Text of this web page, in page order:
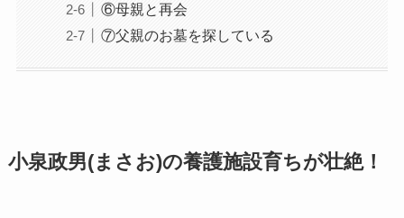
⑥母親と再会
⑦父親のお墓を探している
小泉政男(まさお)の養護施設育ちが壮絶！